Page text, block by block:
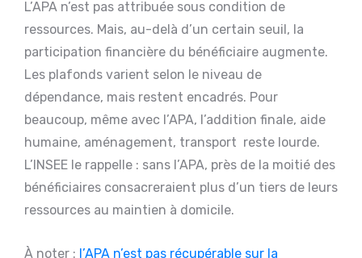
L’APA n’est pas attribuée sous condition de
ressources. Mais, au-delà d’un certain seuil, la
participation financière du bénéficiaire augmente.
Les plafonds varient selon le niveau de
dépendance, mais restent encadrés. Pour
beaucoup, même avec l’APA, l’addition finale, aide
humaine, aménagement, transport reste lourde.
L’INSEE le rappelle : sans l’APA, près de la moitié des
bénéficiaires consacreraient plus d’un tiers de leurs
ressources au maintien à domicile.
À noter : l’APA n’est pas récupérable sur la